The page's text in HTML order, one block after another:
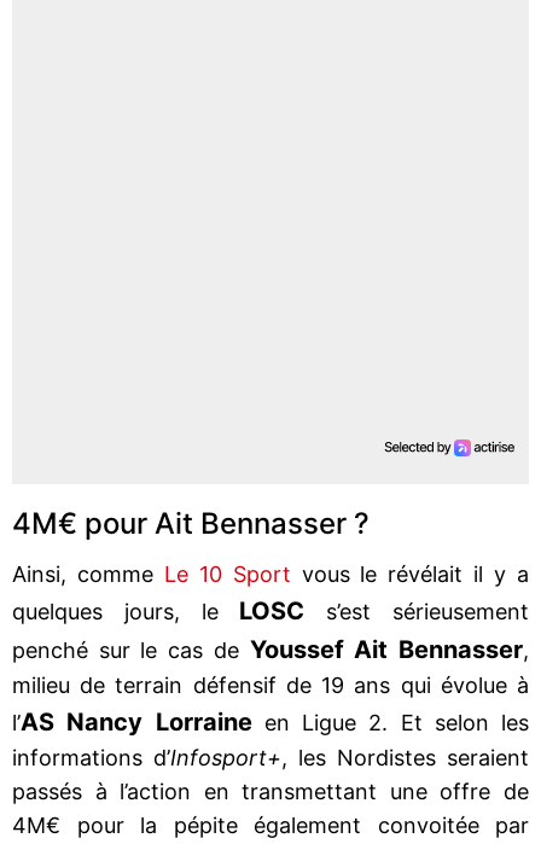
4M€ pour Ait Bennasser ?
Ainsi, comme Le 10 Sport vous le révélait il y a
quelques jours, le LOSC s’est sérieusement
penché sur le cas de Youssef Ait Bennasser,
milieu de terrain défensif de 19 ans qui évolue à
l’AS Nancy Lorraineen Ligue 2. Et selon les
informations d’Infosport+, les Nordistes seraient
passés à l’action en transmettant une offre de
4M€ pour la pépite également convoitée par